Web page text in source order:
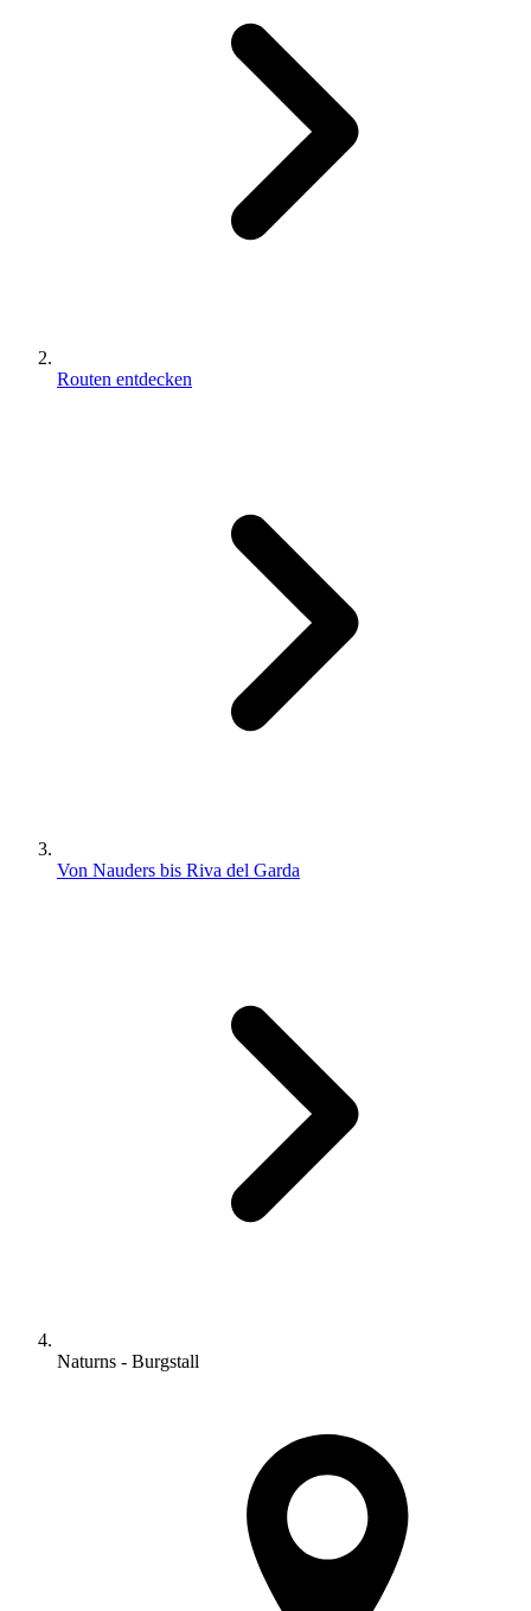
Routen entdecken
Von Nauders bis Riva del Garda
Naturns - Burgstall